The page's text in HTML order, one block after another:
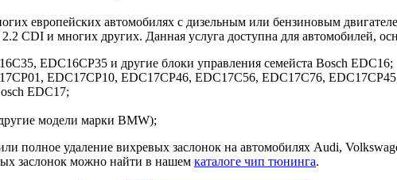
европейских автомобилях с дизельным или бензиновым
CDI и многих других. Данная услуга доступна для автомобилей,
EDC16CP35 и другие блоки управления семейста Bosch EDC16;
EDC17CP10, EDC17CP46, EDC17C56, EDC17C76,
EDC17;
модели марки BMW);
полное удаление вихревых заслонок на автомобилях Audi,
заслонок можно найти в нашем каталоге чип тюнинга.